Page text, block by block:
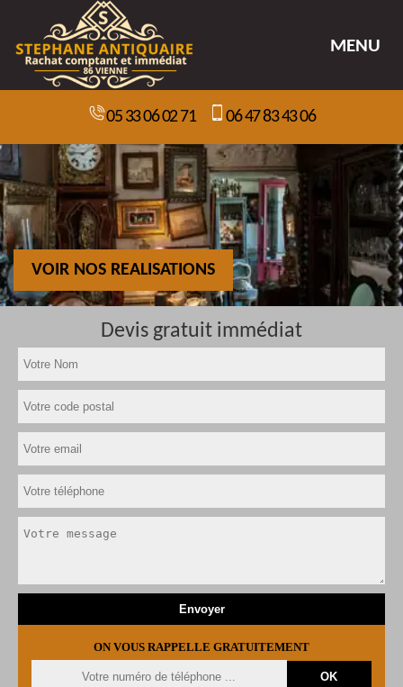
MENU
05 33 06 02 71 06 47 83 43 06
VOIR NOS REALISATIONS
Devis gratuit immédiat
ON VOUS RAPPELLE GRATUITEMENT